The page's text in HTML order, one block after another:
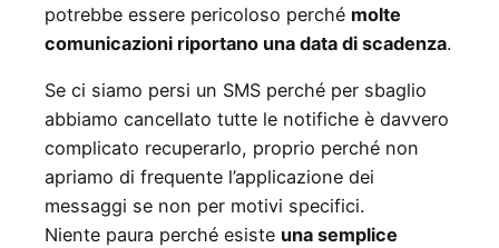
potrebbe essere pericoloso perché molte
comunicazioni riportano una data di scadenza.
Se ci siamo persi un SMS perché per sbaglio
abbiamo cancellato tutte le notifiche è davvero
complicato recuperarlo, proprio perché non
apriamo di frequente l’applicazione dei
messaggi se non per motivi specifici.
Niente paura perché esiste una semplice